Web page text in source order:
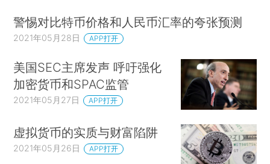
警惕对比特币价格和人民币汇率的夸张预测
2021年05月28日 APP打开
美国SEC主席发声 呼吁强化
加密货币和SPAC监管
2021年05月27日 APP打开
虚拟货币的实质与财富陷阱
2021年05月26日 APP打开